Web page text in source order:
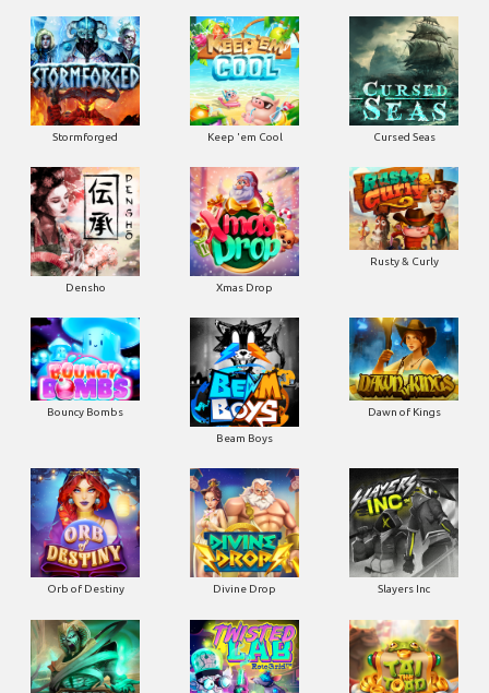
Stormforged Keep 'em Cool Cursed Seas
Densho Xmas Drop
Rusty & Curly
Bouncy Bombs
Beam Boys
Dawn of Kings
Orb of Destiny Divine Drop Slayers Inc